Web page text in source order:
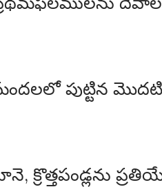
పుట్టిన మొదటి
క్రొత్తపండ్లను